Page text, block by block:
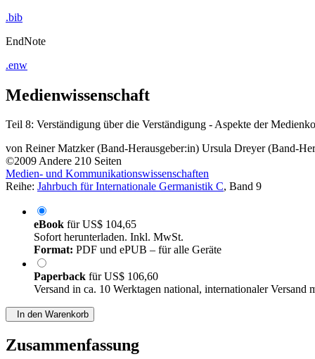
.bib
EndNote
.enw
Medienwissenschaft
Teil 8: Verständigung über die Verständigung - Aspekte der
von Reiner Matzker (Band-Herausgeber:in) Ursula Dreyer (Band-
©2009Andere 210 Seiten
Medien- und Kommunikationswissenschaften
Reihe: Jahrbuch für Internationale Germanistik C, Band 9
eBook fürUS$ 104,65
Sofort herunterladen. Inkl. MwSt.
Format: PDF und ePUB – für alle Geräte
Paperback fürUS$ 106,60
Versand in ca. 10 Werktagen national, internationaler Versand
In den Warenkorb
Zusammenfassung